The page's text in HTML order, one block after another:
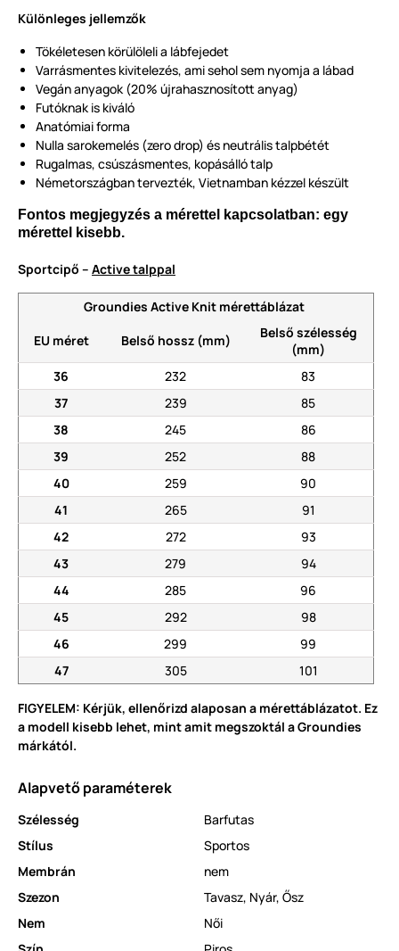
Különleges jellemzők
Tökéletesen körülöleli a lábfejedet
Varrásmentes kivitelezés, ami sehol sem nyomja a lábad
Vegán anyagok (20% újrahasznosított anyag)
Futóknak is kiváló
Anatómiai forma
Nulla sarokemelés (zero drop) és neutrális talpbétét
Rugalmas, csúszásmentes, kopásálló talp
Németországban tervezték, Vietnamban kézzel készült
Fontos megjegyzés a mérettel kapcsolatban: egy
mérettel kisebb.
Sportcipő – Active talppal
Groundies Active Knit mérettáblázat
EU méret
Belső hossz (mm)
Belső szélesség
(mm)
36
232
83
37
239
85
38
245
86
39
252
88
40
259
90
41
265
91
42
272
93
43
279
94
44
285
96
45
292
98
46
299
99
47
305 101
FIGYELEM: Kérjük, ellenőrizd alaposan a mérettáblázatot. Ez
a modell kisebb lehet, mint amit megszoktál a Groundies
márkától.
Alapvető paraméterek
Szélesség
Barfutas
Stílus
Sportos
Membrán
nem
Szezon
Tavasz, Nyár, Ősz
Nem
Női